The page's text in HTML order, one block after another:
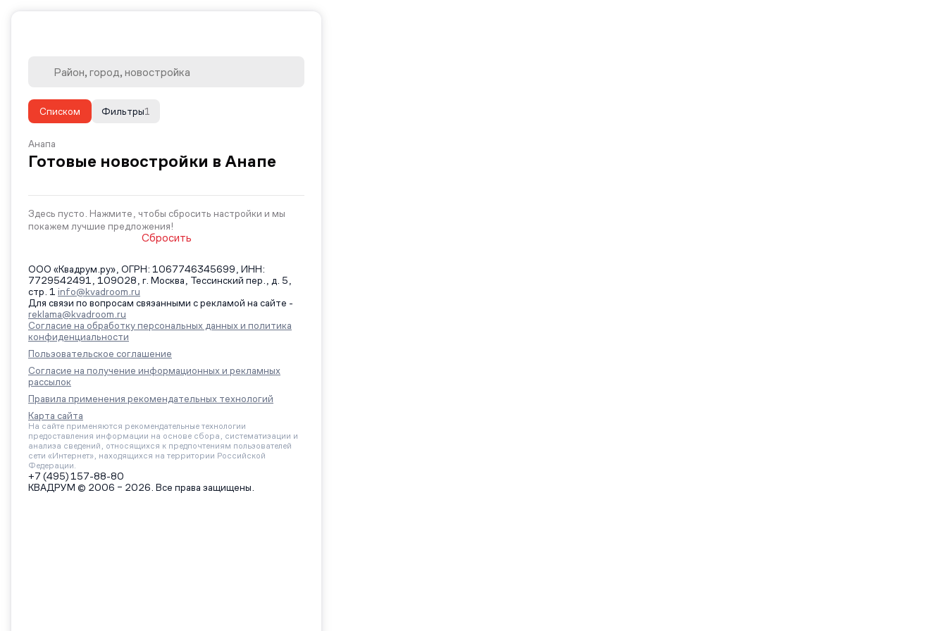
Списком 1
Фильтры
Анапа
Готовые новостройки в Анапе
Здесь пусто. Нажмите, чтобы сбросить настройки и мы
покажем лучшие предложения!
Сбросить
ООО «Квадрум.ру», ОГРН: 1067746345699, ИНН:
7729542491, 109028, г. Москва, Тессинский пер., д. 5,
стр. 1 info@kvadroom.ru
Для связи по вопросам связанными с рекламой на сайте -
reklama@kvadroom.ru
Согласие на обработку персональных данных и политика
конфиденциальности
Пользовательское соглашение
Согласие на получение информационных и рекламных
рассылок
Правила применения рекомендательных технологий
Карта сайта
На сайте применяются рекомендательные технологии
предоставления информации на основе сбора, систематизации и
анализа сведений, относящихся к предпочтениям пользователей
сети «Интернет», находящихся на территории Российской
Федерации.
+7 (495) 157-88-80
КВАДРУМ © 2006 – 2026. Все права защищены.